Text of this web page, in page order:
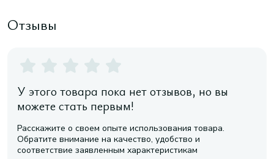
Отзывы
У этого товара пока нет отзывов, но вы
можете стать первым!
Расскажите о своем опыте использования товара.
Обратите внимание на качество, удобство и
соответствие заявленным характеристикам